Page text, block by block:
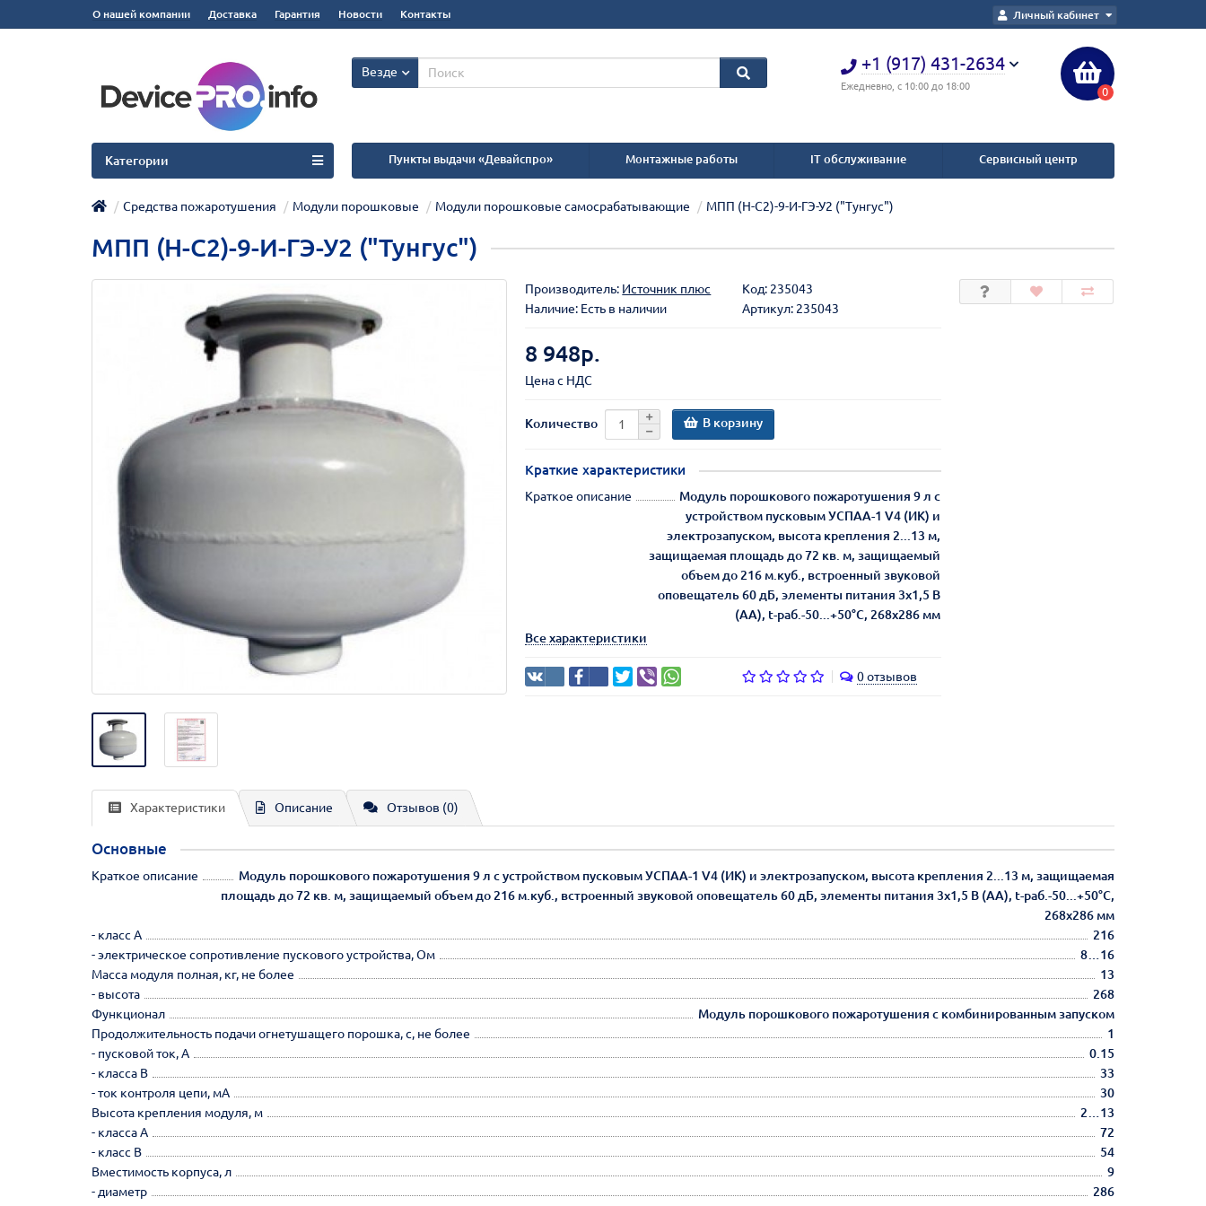
Личный кабинет
О нашей компании Доставка Гарантия Новости Контакты
+1 (917) 431-2634
Ежедневно, с 10:00 до 18:00 0
Везде
Пункты выдачи «Девайспро» Монтажные работы IT обслуживание Сервисный центр
Категории
Средства пожаротушения Модули порошковые Модули порошковые самосрабатывающие МПП (Н-С2)-9-И-ГЭ-У2 ("Тунгус")
МПП (Н-С2)-9-И-ГЭ-У2 ("Тунгус")
Производитель: Источник плюс Код: 235043
Наличие: Есть в наличии
Артикул: 235043
8 948р.
Цена с НДС
Количество В корзину
Краткие характеристики
Краткое описание
Модуль порошкового пожаротушения 9 л с
устройством пусковым УСПАА-1 V4 (ИК) и
электрозапуском, высота крепления 2...13 м,
защищаемая площадь до 72 кв. м, защищаемый
объем до 216 м.куб., встроенный звуковой
оповещатель 60 дБ, элементы питания 3х1,5 В
(АА), t-раб.-50...+50°С, 268х286 мм
Все характеристики
0 отзывов
Характеристики Описание Отзывов (0)
Основные
Краткое описание
Модуль порошкового пожаротушения 9 л с устройством пусковым УСПАА-1 V4 (ИК) и электрозапуском, высота крепления 2...13 м, защищаемая
площадь до 72 кв. м, защищаемый объем до 216 м.куб., встроенный звуковой оповещатель 60 дБ, элементы питания 3х1,5 В (АА), t-раб.-50...+50°С,
268х286 мм
- класс А
216
- электрическое сопротивление пускового устройства, Ом
8…16
Масса модуля полная, кг, не более
13
- высота
268
Функционал
Модуль порошкового пожаротушения с комбинированным запуском
Продолжительность подачи огнетушащего порошка, с, не более
1
- пусковой ток, А
0.15
- класса В
33
- ток контроля цепи, мА
30
Высота крепления модуля, м
2…13
- класса А
72
- класс В
54
Вместимость корпуса, л
9
- диаметр
286